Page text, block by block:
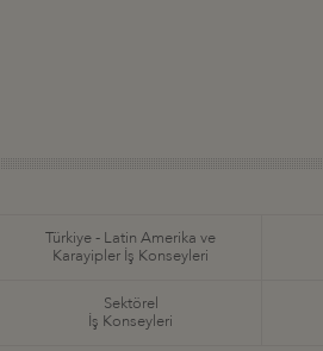
Türkiye - Latin Amerika ve
Karayipler İş Konseyleri
Sektörel
İş Konseyleri